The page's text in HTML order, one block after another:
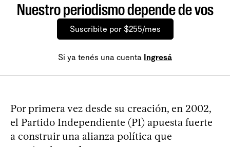
Nuestro periodismo depende de vos
Suscribite por $255/mes
Si ya tenés una cuenta Ingresá
Por primera vez desde su creación, en 2002,
el Partido Independiente (PI) apuesta fuerte
a construir una alianza política que